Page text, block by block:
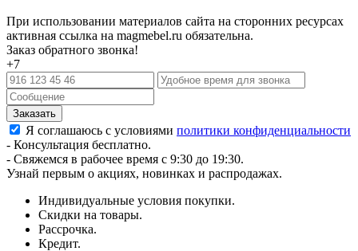
При использовании материалов сайта на сторонних ресурсах
активная ссылка на magmebel.ru обязательна.
Заказ обратного звонка!
+7
Я соглашаюсь с условиями политики конфиденциальности
- Консультация бесплатно.
- Свяжемся в рабочее время с 9:30 до 19:30.
Узнай первым о акциях, новинках и распродажах.
Индивидуальные условия покупки.
Скидки на товары.
Рассрочка.
Кредит.